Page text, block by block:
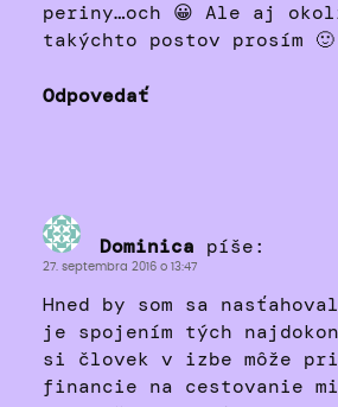
periny…och 😀 Ale aj
takýchto postov prosím 🙂
Odpovedať
Dominica píše:
27. septembra 2016 o 13:47
Hned by som sa
je spojením tých
si človek v izbe môže
financie na cestovanie